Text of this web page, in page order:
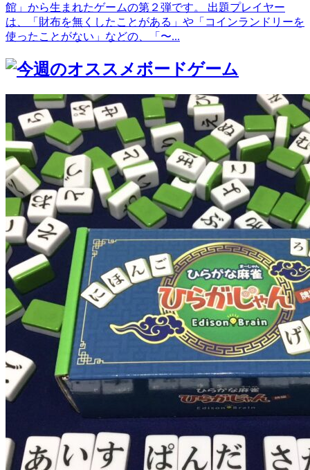
館」から生まれたゲームの第２弾です。 出題プレイヤー
は、「財布を無くしたことがある」や「コインランドリーを
使ったことがない」などの、「〜...